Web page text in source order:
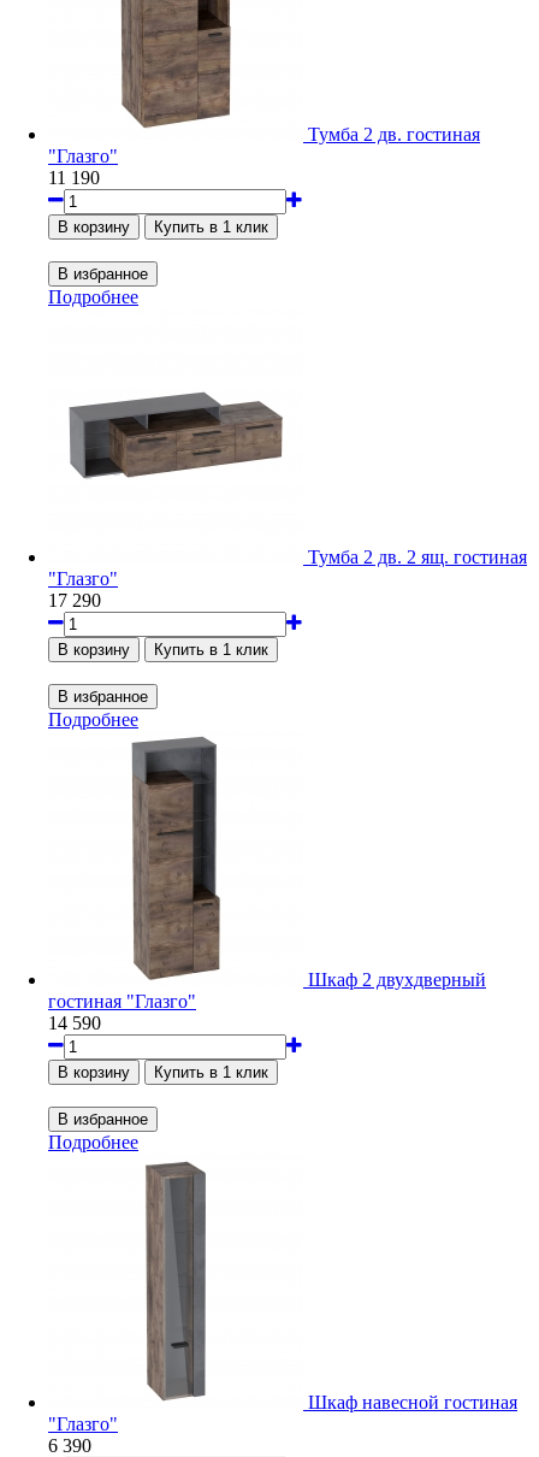
Тумба 2 дв. гостиная
"Глазго"
11 190
Подробнее
Тумба 2 дв. 2 ящ. гостиная
"Глазго"
17 290
Подробнее
Шкаф 2 двухдверный
гостиная "Глазго"
14 590
Подробнее
Шкаф навесной гостиная
"Глазго"
6 390